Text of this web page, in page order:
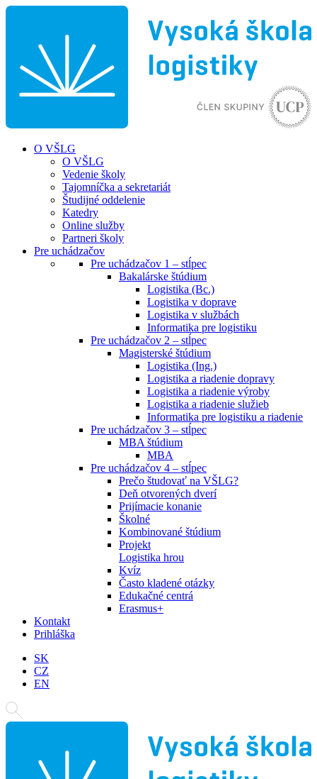
O VŠLG
O VŠLG
Vedenie školy
Tajomníčka a sekretariát
Študijné oddelenie
Katedry
Online služby
Partneri školy
Pre uchádzačov
Pre uchádzačov 1 – stĺpec
Bakalárske štúdium
Logistika (Bc.)
Logistika v doprave
Logistika v službách
Informatika pre logistiku
Pre uchádzačov 2 – stĺpec
Magisterské štúdium
Logistika (Ing.)
Logistika a riadenie dopravy
Logistika a riadenie výroby
Logistika a riadenie služieb
Informatika pre logistiku a riadenie
Pre uchádzačov 3 – stĺpec
MBA štúdium
MBA
Pre uchádzačov 4 – stĺpec
Prečo študovať na VŠLG?
Deň otvorených dverí
Prijímacie konanie
Školné
Kombinované štúdium
Projekt
Logistika hrou
Kvíz
Často kladené otázky
Edukačné centrá
Erasmus+
Kontakt
Prihláška
SK
CZ
EN